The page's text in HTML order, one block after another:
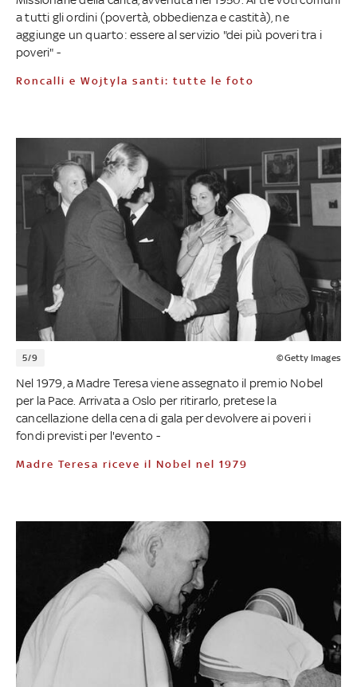
a tutti gli ordini (povertà, obbedienza e castità), ne
aggiunge un quarto: essere al servizio "dei più poveri tra i
poveri" -
Roncalli e Wojtyla santi: tutte le foto
5/9 ©Getty Images
Nel 1979, a Madre Teresa viene assegnato il premio Nobel
per la Pace. Arrivata a Oslo per ritirarlo, pretese la
cancellazione della cena di gala per devolvere ai poveri i
fondi previsti per l'evento -
Madre Teresa riceve il Nobel nel 1979